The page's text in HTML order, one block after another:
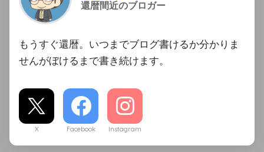
還暦間近のブロガー
もうすぐ還暦。いつまでブログ書けるか分かりま
せんがぼけるまで書き続けます。
X Facebook Instagram